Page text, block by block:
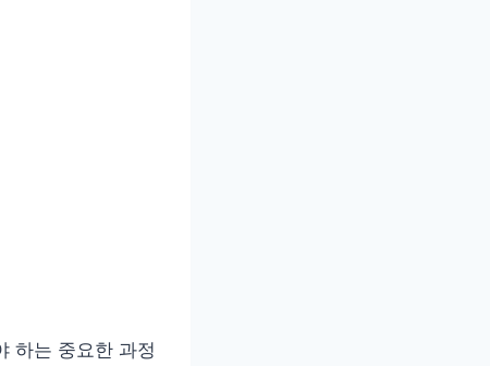
하는 중요한 과정